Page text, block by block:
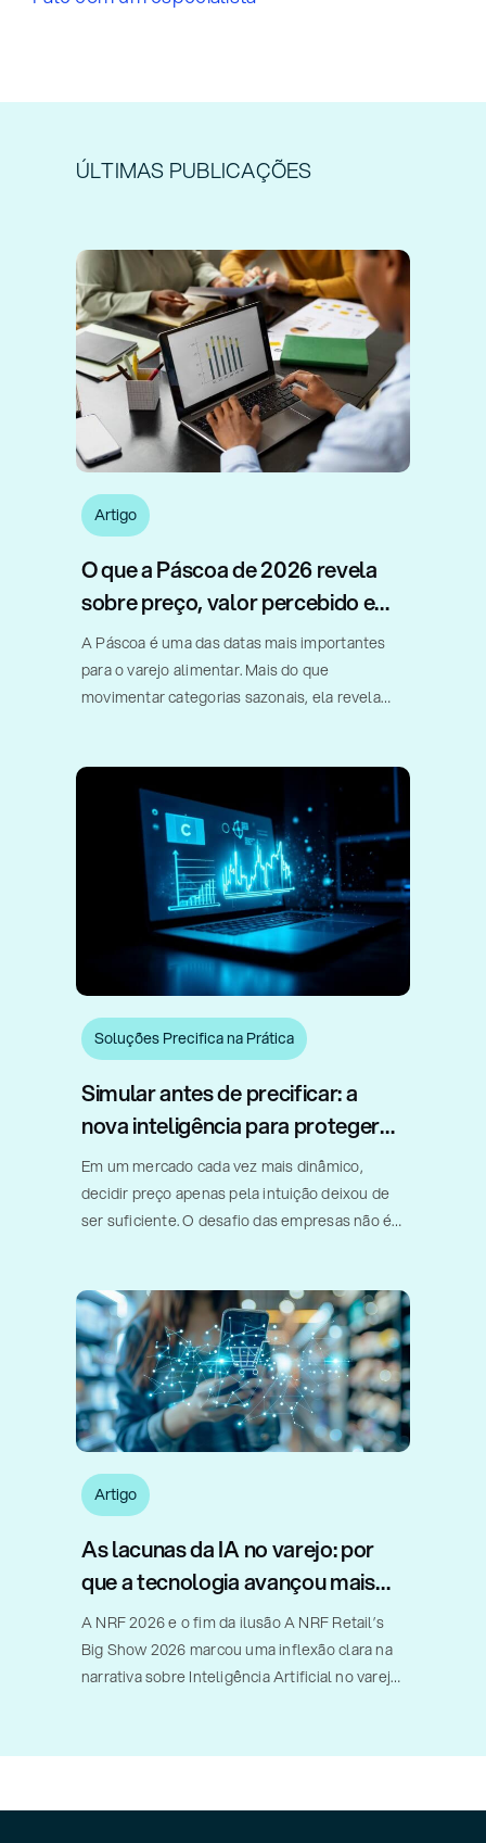
ÚLTIMAS PUBLICAÇÕES
Artigo
O que a Páscoa de 2026 revela
sobre preço, valor percebido e
estratégia no varejo
A Páscoa é uma das datas mais importantes
para o varejo alimentar. Mais do que
movimentar categorias sazonais, ela revela
Em um estudo realizado [...]
Soluções Precifica na Prática
Simular antes de precificar: a
nova inteligência para proteger
margem e acelerar vendas
Em um mercado cada vez mais dinâmico,
decidir preço apenas pela intuição deixou de
ser suficiente. O desafio das empresas não é
giro, quando um aumento de preço [...]
Artigo
As lacunas da IA no varejo: por
que a tecnologia avançou mais
rápido do que a implementação
A NRF 2026 e o fim da ilusão A NRF Retail’s
Big Show 2026 marcou uma inflexão clara na
narrativa sobre Inteligência Artificial no varejo.
possibilidades futuras e pilotos